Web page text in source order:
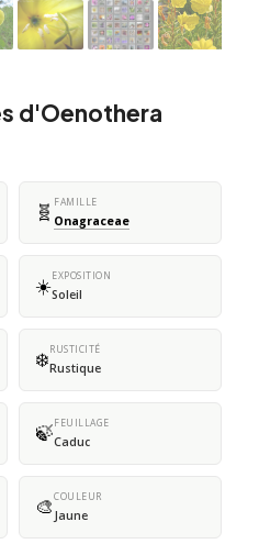
d'Oenothera
🧬 FAMILLE
Onagraceae
☀️EXPOSITION
Soleil
❄️RUSTICITÉ
Rustique
🍃FEUILLAGE
Caduc
🎨COULEUR
Jaune